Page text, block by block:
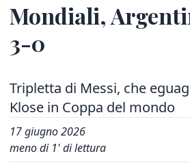
Mondiali,
3-0
Tripletta di Messi, che
Klose in Coppa del mondo
17 giugno 2026
meno di 1' di lettura